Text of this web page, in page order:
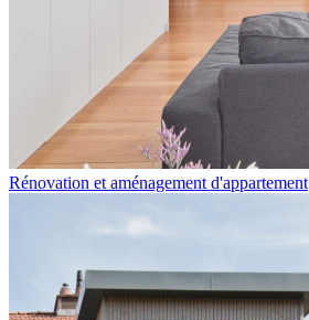
Rénovation et aménagement d'appartement